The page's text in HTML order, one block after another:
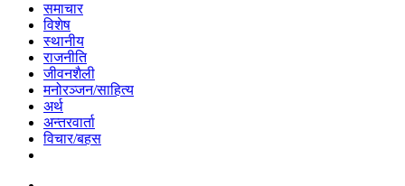
समाचार
विशेष
स्थानीय
राजनीति
जीवनशैली
मनोरञ्जन/साहित्य
अर्थ
अन्तरवार्ता
विचार/बहस